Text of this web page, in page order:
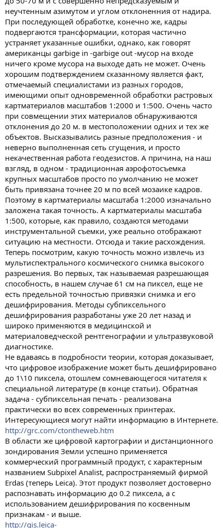
неучтенным азимутом и углом отклоненния от надира.
При последующей обработке, конечно же, кадры
подвергаются трансформации, которая частично
устраняет указанные ошибки, однако, как говорят
американцы garbige in -garbige out -мусор на входе
ничего кроме мусора на выходе дать не может. Очень
хорошим подтверждением сказанному является факт,
отмечаемый специалистами из разных городов,
имеющими опыт одновременной обработки растровых
картматериалов масштабов 1:2000 и 1:500. Очень часто
при совмещении этих материалов обнаруживаются
отклонения до 20 м. в местоположении одних и тех же
объектов. Высказывались разные предположения - и
неверно выполненная сеть сгущения, и просто
некачественная работа геодезистов. А причина, на наш
взгляд, в одном - традиционная аэрофотосъемка
крупных масштабов просто по умолчанию не может
быть привязана точнее 20 м по всей мозаике кадров.
Поэтому в картматериалы масштаба 1:2000 изначально
заложена такая точность. А картматериалы масштаба
1:500, которые, как правило, создаются методами
инструментальной съемки, уже реально отображают
ситуацию на местности. Отсюда и такие расхождения.
Теперь посмотрим, какую точность можно извлечь из
мультиспектрального космического снимка высокого
разрешения. Во первых, так называемая разрешающая
способность, в нашем случае 61 см на пиксел, еще не
есть предельной точностью привязки снимка и его
дешифрирования. Методы субпиксельного
дешифрирования разработаны уже 20 лет назад и
широко применяются в медицинской и
материаловедческой рентгенографии и ультразвуковой
диагностике.
Не вдаваясь в подробности теории, которая доказывает,
что цифровое изображение может быть дешифрировано
до 1\10 пиксела, отошлем сомневающегося читателя к
специальной литературе (в конце статьи). Обратная
задача - субпиксельная печать - реализована
практически во всех современных принтерах.
Интересующиеся могут найти информацию в Интернете.
http://grc.com/ctontheweb.htm
В области же цифровой картографии и дистанционного
зондирования Земли успешно применяется
коммерческий программный продукт, с характерным
названием Subpixel Analist, распространяемый фирмой
Erdas (теперь Leiсa). Этот продукт позволяет достоверно
распознавать информацию до 0.2 пиксела, а с
использованием дешифрирования по косвенным
признакам - и выше.
http://gis.leica-